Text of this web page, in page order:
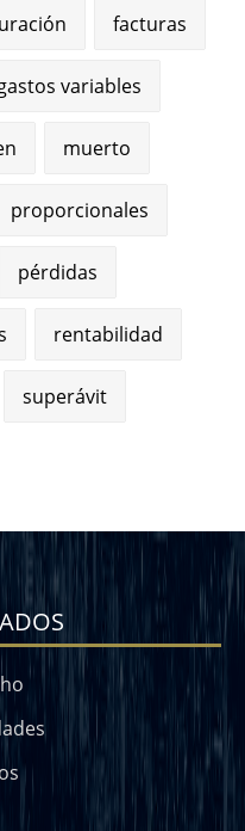
facturas
variables
muerto
proporcionales
pérdidas
rentabilidad
superávit